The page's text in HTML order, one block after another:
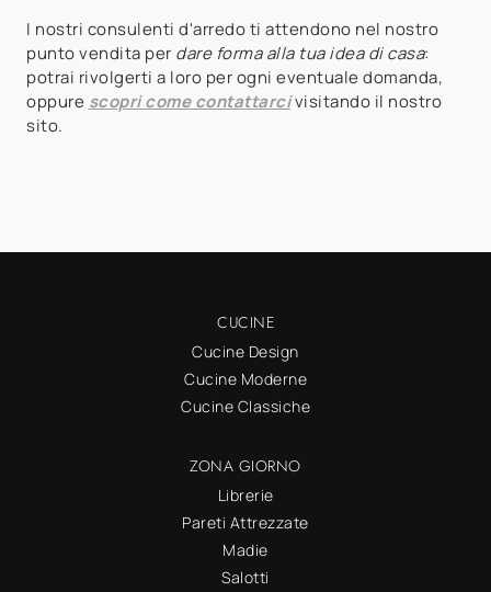
I nostri consulenti d'arredo ti attendono nel nostro
punto vendita per dare forma alla tua idea di casa:
potrai rivolgerti a loro per ogni eventuale domanda,
oppure scopri come contattarcivisitando il nostro
sito.
CUCINE
Cucine Design
Cucine Moderne
Cucine Classiche
ZONA GIORNO
Librerie
Pareti Attrezzate
Madie
Salotti